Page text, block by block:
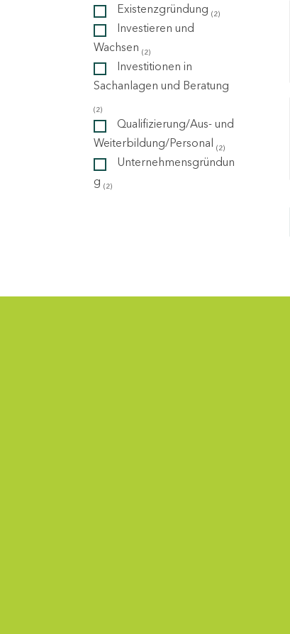
Existenzgründung (2)
Investieren und
Wachsen (2)
Investitionen in
Sachanlagen und Beratung
(2)
Qualifizierung/Aus- und
Weiterbildung/Personal (2)
Unternehmensgründun
g (2)